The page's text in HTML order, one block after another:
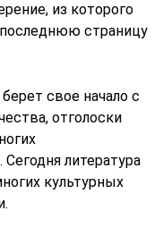
из которого
страницу
свое начало с
отголоски
литература
культурных